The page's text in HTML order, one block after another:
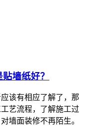
墙纸好？
该有相应了解了，那
艺流程，了解施工过
墙面装修不再陌生。